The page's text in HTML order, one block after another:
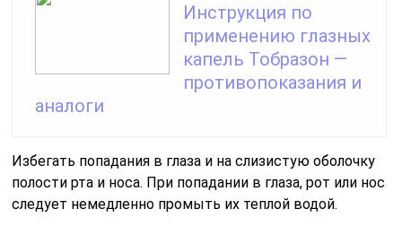
Инструкция по
применению глазных
капель Тобразон —
противопоказания и
аналоги
Избегать попадания в глаза и на слизистую оболочку
полости рта и носа. При попадании в глаза, рот или нос
следует немедленно промыть их теплой водой.